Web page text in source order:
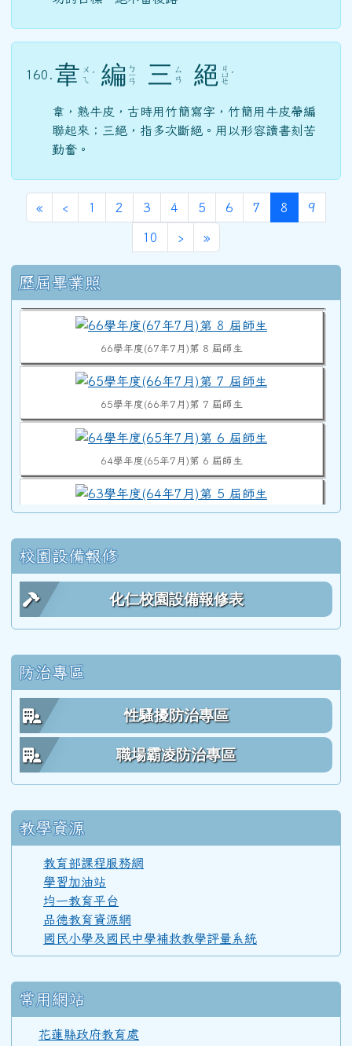
160. 韋 ㄨ
ㄟ
ˊ 編 ㄅ
ㄧ
ㄢ 三 ㄙ
ㄢ
絕 ㄐ
ㄩ
ㄝ
ˊ
韋，熟牛皮，古時用竹簡寫字，竹簡用牛皮帶編
聯起來；三絕，指多次斷絕。用以形容讀書刻苦
勤奮。
«第一頁
‹ 上一頁
1 2 3 4 5 6 7 8 (目前頁次)
9
10 ›下一頁
»最後頁
右邊區域內容
歷屆畢業照
70學年度(71年7月)第12屆師生
64學年度(65年7月)第 6 屆師生
63學年度(64年7月)第 5 屆師生
62學年度(63年7月)第 4 屆師生合照
61學年度(62年7月)第 3 屆師生
59學年度(60年7月)第 1 屆師生
校園設備報修
化仁校園設備報修表
防治專區
性騷擾防治專區
職場霸凌防治專區
教學資源
教育部課程服務網
學習加油站
均一教育平台
品德教育資源網
國民小學及國民中學補救教學評量系統
常用網站
花蓮縣政府教育處